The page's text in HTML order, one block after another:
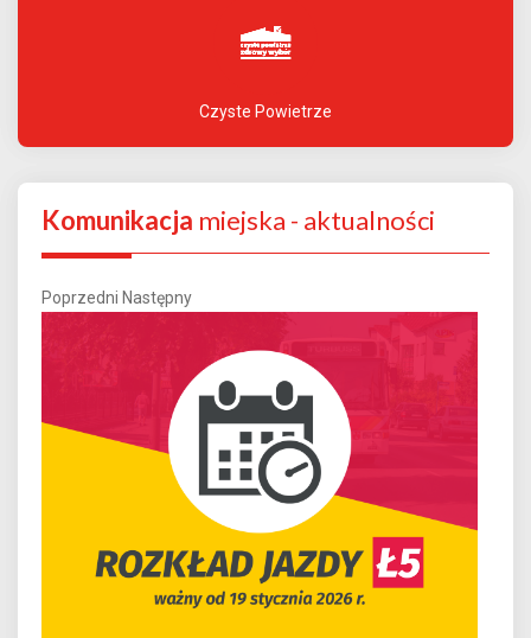
Czyste Powietrze
Komunikacja miejska - aktualności
Poprzedni Następny